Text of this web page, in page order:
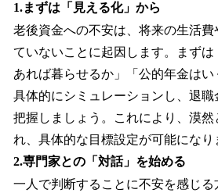
1.まずは「見える化」から
老後資金への不安は、将来の生活費
ていないことに起因します。まずは
あれば暮らせるか」「公的年金は
具体的にシミュレーションし、退
把握しましょう。これにより、漠然
れ、具体的な目標設定が可能になり
2.専門家との「対話」を始める
一人で判断することに不安を感じ